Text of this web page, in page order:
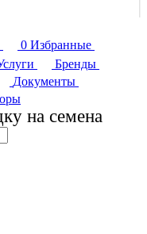
0 Избранные
Бренды
Документы
на семена